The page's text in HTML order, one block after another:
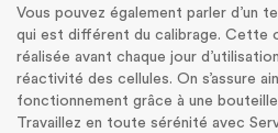
Vous pouvez également parler d’un
qui est différent du calibrage. Cette
réalisée avant chaque jour
réactivité des cellules. On s’assure
fonctionnement grâce à une
Travaillez en toute sérénité avec